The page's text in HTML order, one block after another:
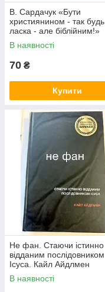
В. Сардачук «Бути
християнином - так будь
ласка - але біблійним!»
В наявності
70 ₴
Купити
Не фан. Стаючи істинно
відданим послідовником
Ісуса. Кайл Айдлмен
В наявності